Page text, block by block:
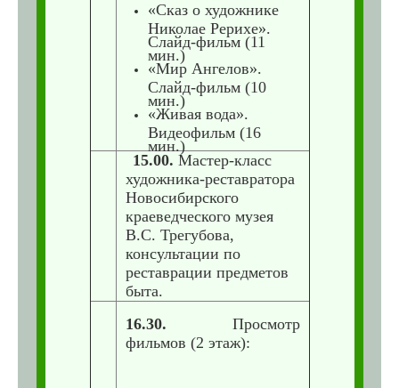
«Сказ о художнике
Николае Рерихе».
Слайд-фильм (11
мин.)
«Мир Ангелов».
Слайд-фильм (10
мин.)
«Живая вода».
Видеофильм (16
мин.)
15.00. Мастер-класс
художника-реставратора
Новосибирского
краеведческого музея
В.С. Трегубова,
консультации по
реставрации предметов
быта.
16.30. Просмотр
фильмов (2 этаж):